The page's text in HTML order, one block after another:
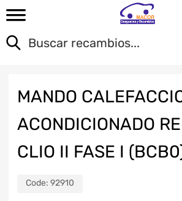
MANDO
ACONDICIONADO
CLIO II FASE I
Code: 92910